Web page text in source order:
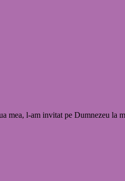
mea, l-am invitat pe Dumnezeu la